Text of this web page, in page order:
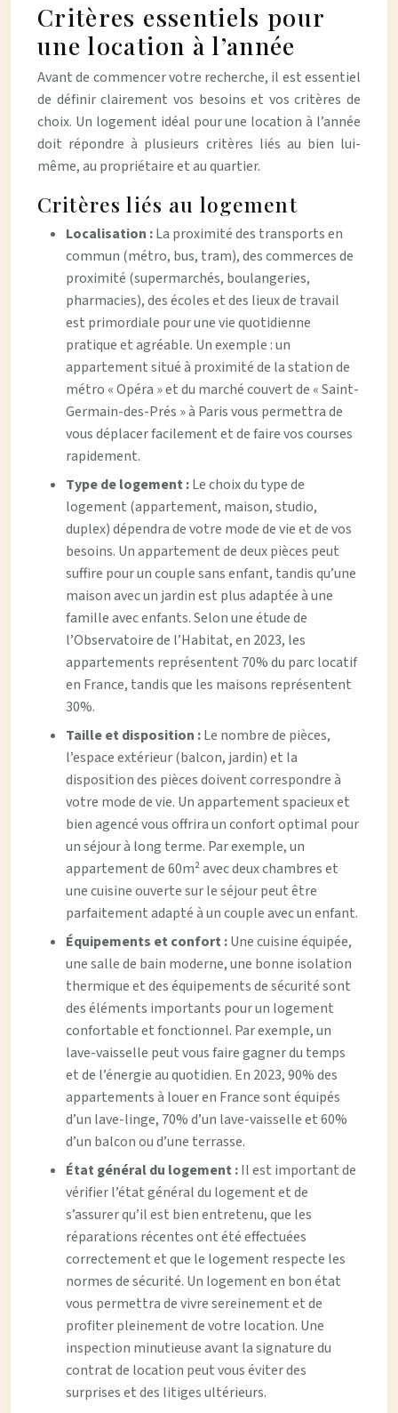
Critères essentiels pour
une location à l’année
Avant de commencer votre recherche, il est essentiel
de définir clairement vos besoins et vos critères de
choix. Un logement idéal pour une location à l’année
doit répondre à plusieurs critères liés au bien lui-
même, au propriétaire et au quartier.
Critères liés au logement
Localisation :La proximité des transports en
commun (métro, bus, tram), des commerces de
proximité (supermarchés, boulangeries,
pharmacies), des écoles et des lieux de travail
est primordiale pour une vie quotidienne
pratique et agréable. Un exemple : un
appartement situé à proximité de la station de
métro « Opéra » et du marché couvert de « Saint-
Germain-des-Prés » à Paris vous permettra de
vous déplacer facilement et de faire vos courses
rapidement.
Type de logement :Le choix du type de
logement (appartement, maison, studio,
duplex) dépendra de votre mode de vie et de vos
besoins. Un appartement de deux pièces peut
suffire pour un couple sans enfant, tandis qu’une
maison avec un jardin est plus adaptée à une
famille avec enfants. Selon une étude de
l’Observatoire de l’Habitat, en 2023, les
appartements représentent 70% du parc locatif
en France, tandis que les maisons représentent
30%.
Taille et disposition :Le nombre de pièces,
l’espace extérieur (balcon, jardin) et la
disposition des pièces doivent correspondre à
votre mode de vie. Un appartement spacieux et
bien agencé vous offrira un confort optimal pour
un séjour à long terme. Par exemple, un
appartement de 60m² avec deux chambres et
une cuisine ouverte sur le séjour peut être
parfaitement adapté à un couple avec un enfant.
Équipements et confort :Une cuisine équipée,
une salle de bain moderne, une bonne isolation
thermique et des équipements de sécurité sont
des éléments importants pour un logement
confortable et fonctionnel. Par exemple, un
lave-vaisselle peut vous faire gagner du temps
et de l’énergie au quotidien. En 2023, 90% des
appartements à louer en France sont équipés
d’un lave-linge, 70% d’un lave-vaisselle et 60%
d’un balcon ou d’une terrasse.
État général du logement :Il est important de
vérifier l’état général du logement et de
s’assurer qu’il est bien entretenu, que les
réparations récentes ont été effectuées
correctement et que le logement respecte les
normes de sécurité. Un logement en bon état
vous permettra de vivre sereinement et de
profiter pleinement de votre location. Une
inspection minutieuse avant la signature du
contrat de location peut vous éviter des
surprises et des litiges ultérieurs.